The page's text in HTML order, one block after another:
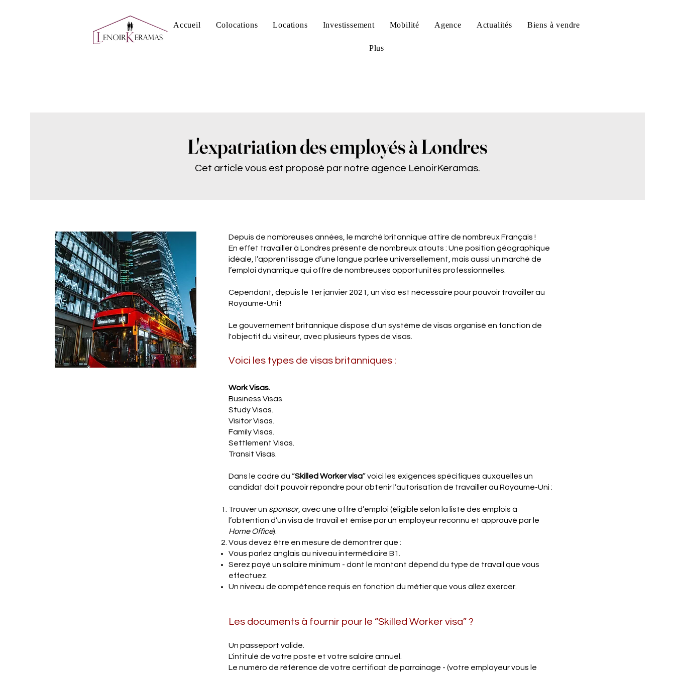
Accueil Colocations Locations Investissement Mobilité Agence Actualités Biens à vendre
Plus
L'expatriation des employés à Londres
Cet article vous est proposé par notre agence LenoirKeramas.
Depuis de nombreuses années, le marché britannique attire de nombreux Français !
En effet travailler à Londres présente de nombreux atouts : Une position géographique
idéale, l’apprentissage d’une langue parlée universellement, mais aussi un marché de
l’emploi dynamique qui offre de nombreuses opportunités professionnelles.
Cependant, depuis le 1er janvier 2021, un visa est nécessaire pour pouvoir travailler au
Royaume-Uni !
Le gouvernement britannique dispose d'un système de visas organisé en fonction de
l'objectif du visiteur, avec plusieurs types de visas.
Voici les types de visas britanniques :
Work Visas.
Business Visas.
Study Visas.
Visitor Visas.
Family Visas.
Settlement Visas.
Transit Visas.
Dans le cadre du “Skilled Worker visa” voici les exigences spécifiques auxquelles un
candidat doit pouvoir répondre pour obtenir l’autorisation de travailler au Royaume-Uni :
Trouver un sponsor, avec une offre d’emploi (éligible selon la liste des emplois à
l’obtention d’un visa de travail et émise par un employeur reconnu et approuvé par le
Home Office).
Vous devez être en mesure de démontrer que :
Vous parlez anglais au niveau intermédiaire B1.
Serez payé un salaire minimum - dont le montant dépend du type de travail que vous
effectuez.
Un niveau de compétence requis en fonction du métier que vous allez exercer.
Les documents à fournir pour le “Skilled Worker visa” ?
Un passeport valide.
L'intitulé de votre poste et votre salaire annuel.
Le numéro de référence de votre certificat de parrainage - (votre employeur vous le